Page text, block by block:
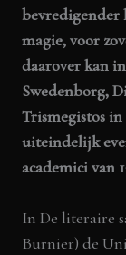
bevredigender
magie, voor
daarover kan
Swedenborg,
Trismegistos
uiteindelijk
academici van
In De literaire
Burnier) de